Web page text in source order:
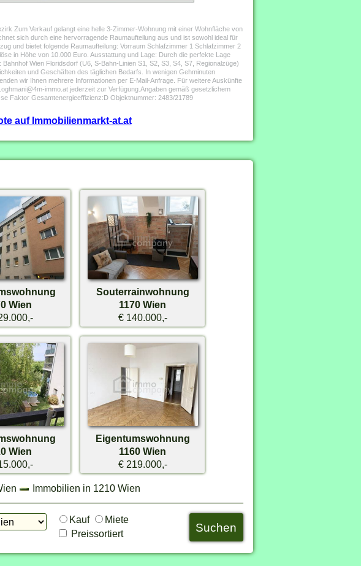
Zum Verkauf gelangt eine helle 3-Zimmer-Wohnung mit einer Wohnfläche von
sich durch eine hervorragende Raumaufteilung aus und ist sowohl ideal für
und bietet folgende Raumaufteilung: Vorraum Schlafzimmer 1 Schlafzimmer 2
in Höhe von 10.000 Euro. Ausstattung und Lage: Durch die perfekte Lage
Wien Floridsdorf (U6, S-Bahn-Linien S1, S2, S3, S4, S7, Regionalzüge)
und Geschäften des täglichen Bedarfs. In wenigen Gehminuten
wir Ihnen mehrere Informationen per E-Mail-Anfrage. Für weitere Auskünfte
immo.at jederzeit zur Verfügung.Angaben gemäß gesetzlichem
Faktor Gesamtenergieeffizienz:D Objektnummer: 2483/21789
auf Immobilienmarkt-at.at
Wien
Souterrainwohnung
1170 Wien
€ 140.000,-
Wien
Eigentumswohnung
1160 Wien
€ 219.000,-
Immobilien in 1210 Wien
Kauf
Miete
Preissortiert